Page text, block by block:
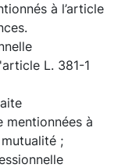
à l’article
L. 381-1
mentionnées à
;